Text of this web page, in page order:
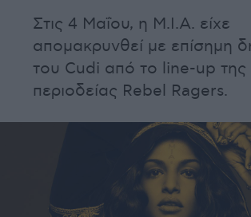
Στις 4 Μαΐου, η Μ.Ι.Α. είχε
απομακρυνθεί με επίσημη
του Cudi από το line-up της
περιοδείας Rebel Ragers.